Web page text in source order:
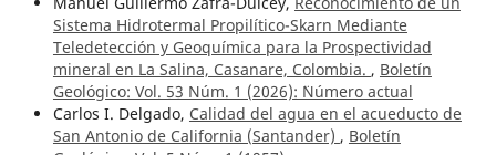
Sistema Hidrotermal Propilítico-Skarn Mediante
Teledetección y Geoquímica para la Prospectividad
mineral en La Salina, Casanare, Colombia. , Boletín
Geológico: Vol. 53 Núm. 1 (2026): ¨Número actual
Carlos I. Delgado, Calidad del agua en el acueducto de
San Antonio de California (Santander) , Boletín